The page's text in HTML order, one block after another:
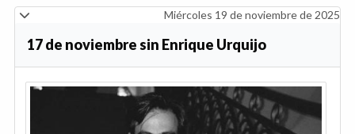
Miércoles 19 de noviembre de 2025
17 de noviembre sin Enrique Urquijo